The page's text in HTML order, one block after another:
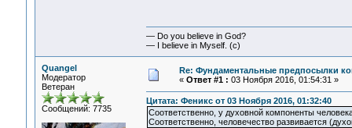
— Do you believe in God?
— I believe in Myself. (c)
Quangel
Модератор
Ветеран
Сообщений: 7735
Re: Фундаментальные предпосылки
« Ответ #1 : 03 Ноября 2016, 01:54:31 »
Цитата: Феникс от 03 Ноября 2016, 01:32:40
Соответственно, у духовной компоненты
Соответственно, человечество развивается